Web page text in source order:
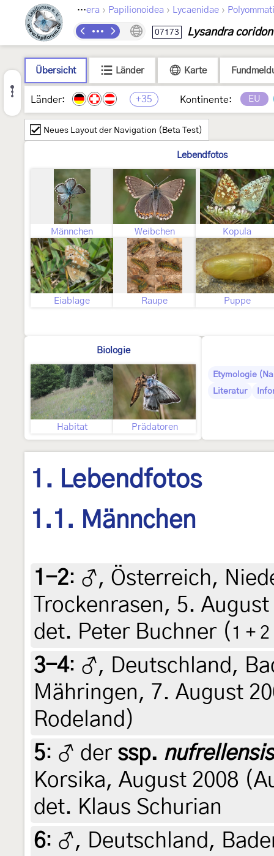
Lepidoptera › Papilionoidea › Lycaenidae ›
07173 Lysandra coridon
Übersicht Länder Karte
Länder: +35 Kontinente: EU
Neues Layout der Navigation (Beta Test)
Lebendfotos
Männchen Weibchen Kopula
Eiablage Raupe Puppe
Biologie
Habitat Prädatoren
Etymologie
Literatur
1. Lebendfotos
1.1. Männchen
1-2: ♂, Österreich,
Trockenrasen, 5.
det. Peter Buchner ( 1 +
3-4: ♂, Deutschland,
Mähringen, 7. August
Rodeland)
5: ♂ der ssp. nufrellensis
Korsika, August 2008
det. Klaus Schurian
6: ♂, Deutschland,